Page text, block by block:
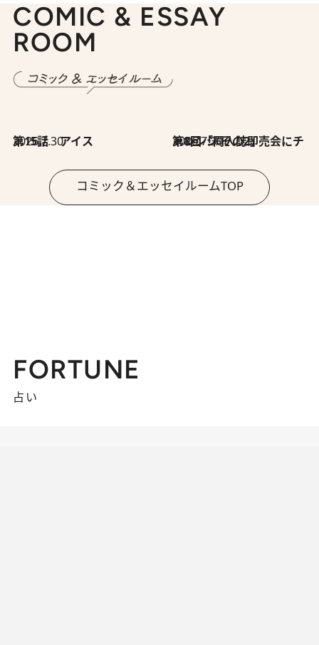
COMIC & ESSAY
ROOM
2026.7.30
第15話 アイス 2026.7.30
第8回「同人誌即売会にチャレンジ その2」
コミック＆エッセイルームTOP
FORTUNE
占い